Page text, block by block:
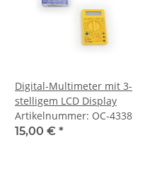
Digital-Multimeter mit 3-
stelligem LCD Display
Artikelnummer: OC-4338
15,00 € *